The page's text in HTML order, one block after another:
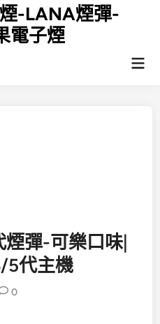
-LANA煙彈-
電子煙
煙彈-可樂口味|
5代主機
0